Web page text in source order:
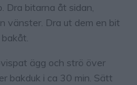
Dra bitarna åt sidan,
vänster. Dra ut dem en bit
ägg och strö över
bakduk i ca 30 min. Sätt